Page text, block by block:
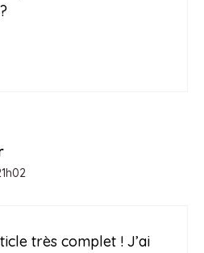
très complet ! J’ai